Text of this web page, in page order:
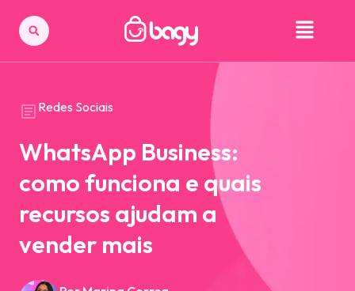
Redes Sociais
WhatsApp Business:
como funciona e quais
recursos ajudam a
vender mais